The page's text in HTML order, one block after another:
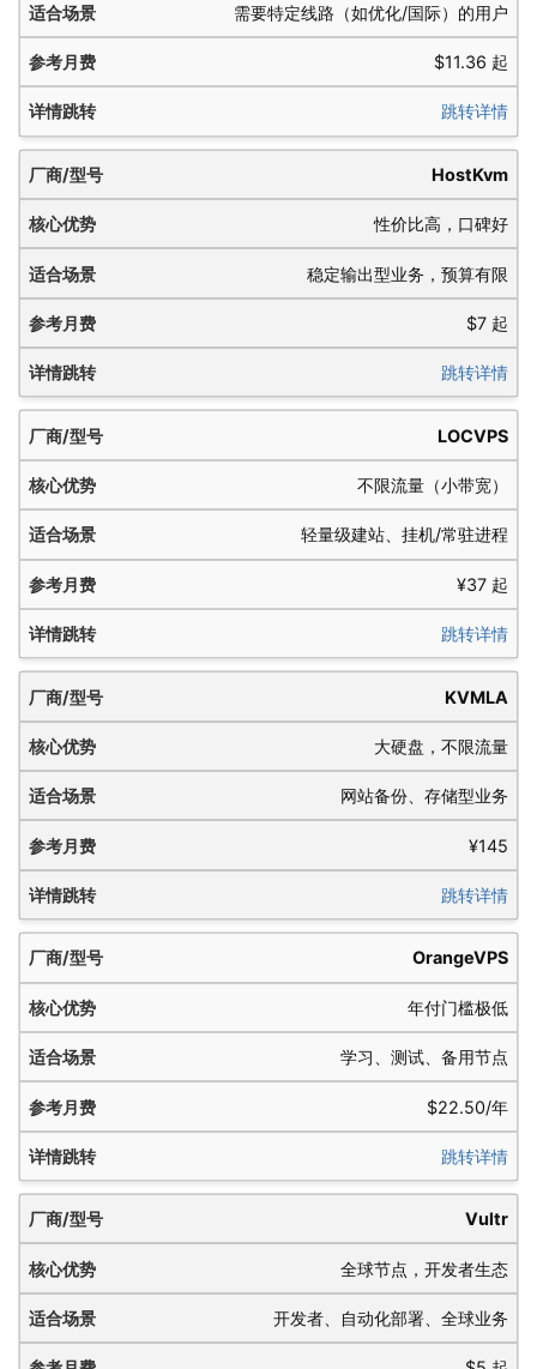
需要特定线路（如优化/国际）的用户
$11.36 起
跳转详情
HostKvm
性价比高，口碑好
稳定输出型业务，预算有限
$7 起
跳转详情
LOCVPS
不限流量（小带宽）
轻量级建站、挂机/常驻进程
¥37 起
跳转详情
KVMLA
大硬盘，不限流量
网站备份、存储型业务
¥145
跳转详情
OrangeVPS
年付门槛极低
学习、测试、备用节点
$22.50/年
跳转详情
Vultr
全球节点，开发者生态
开发者、自动化部署、全球业务